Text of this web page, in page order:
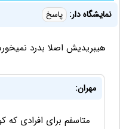
نمایشگاه دار: پاسخ
هیبریدیش اصلا بدرد
مهران:
متاسفم برای افرادی که